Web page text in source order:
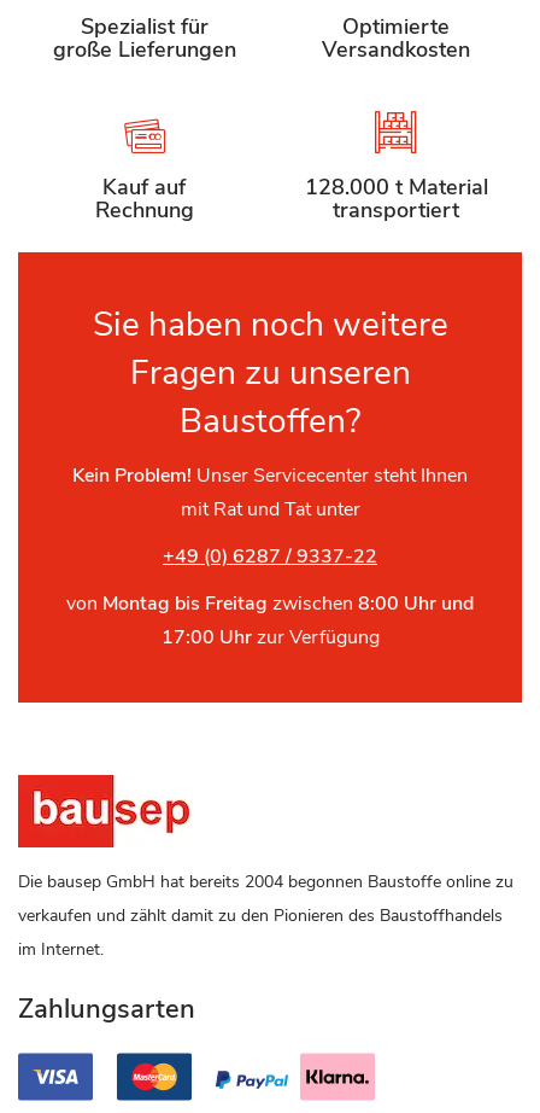
Spezialist für
große Lieferungen
Optimierte
Versandkosten
Kauf auf
Rechnung
128.000 t Material
transportiert
Sie haben noch weitere
Fragen zu unseren
Baustoffen?
Kein Problem! Unser Servicecenter steht Ihnen
mit Rat und Tat unter
+49 (0) 6287 / 9337-22
von Montag bis Freitag zwischen 8:00 Uhr und
17:00 Uhrzur Verfügung
Die bausep GmbH hat bereits 2004 begonnen Baustoffe online zu
verkaufen und zählt damit zu den Pionieren des Baustoffhandels
im Internet.
Zahlungsarten